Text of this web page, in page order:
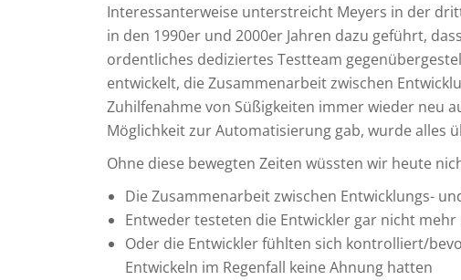
Interessanterweise unterstreicht Meyers in der
in den 1990er und 2000er Jahren dazu geführt,
ordentliches dediziertes Testteam
entwickelt, die Zusammenarbeit zwischen
Zuhilfenahme von Süßigkeiten immer wieder neu
Möglichkeit zur Automatisierung gab, wurde alles
Ohne diese bewegten Zeiten wüssten wir heute
Die Zusammenarbeit zwischen Entwicklungs-
Entweder testeten die Entwickler gar nicht mehr
Oder die Entwickler fühlten sich kontrolliert/
Entwickeln im Regenfall keine Ahnung hatten